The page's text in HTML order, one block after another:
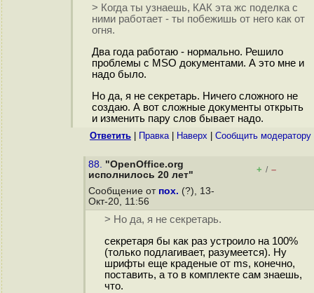
> Когда ты узнаешь, КАК эта жс поделка с
ними работает - ты побежишь от него как от
огня.
Два года работаю - нормально. Решило
проблемы с MSO документами. А это мне и
надо было.
Но да, я не секретарь. Ничего сложного не
создаю. А вот сложные документы открыть
и изменить пару слов бывает надо.
Ответить Правка| Наверх Cообщить модератору
88. "OpenOffice.org
исполнилось 20 лет"
+ / –
Сообщение от пох. (?), 13-
Окт-20, 11:56
> Но да, я не секретарь.
секретаря бы как раз устроило на 100%
(только подлагивает, разумеется). Ну
шрифты еще краденые от ms, конечно,
поставить, а то в комплекте сам знаешь,
что.